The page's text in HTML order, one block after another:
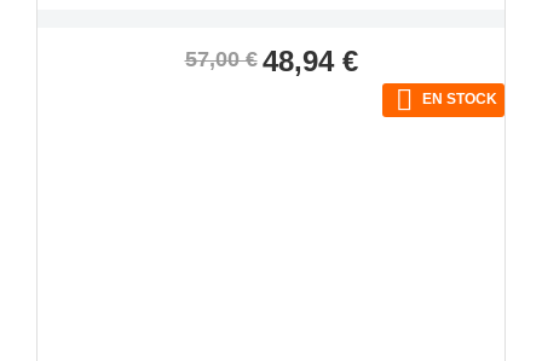
Precio
57,00 € Precio
48,94 €
 EN STOCK